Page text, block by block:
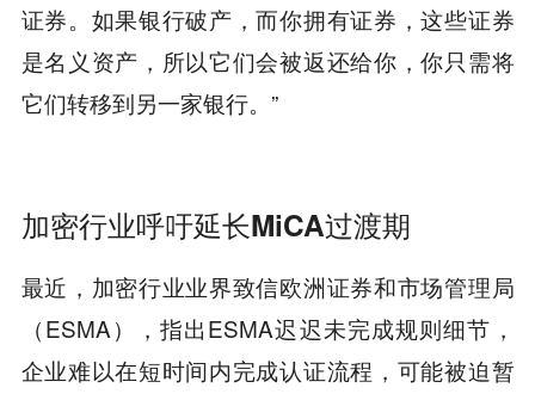
证券。如果银行破产，而你拥有证券，这些证券
是名义资产，所以它们会被返还给你，你只需将
它们转移到另一家银行。”
加密行业呼吁延长MiCA过渡期
最近，加密行业业界致信欧洲证券和市场管理局
（ESMA），指出ESMA迟迟未完成规则细节，
企业难以在短时间内完成认证流程，可能被迫暂